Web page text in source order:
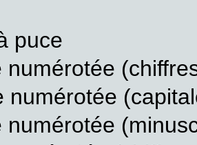
puce
numérotée
numérotée
numérotée